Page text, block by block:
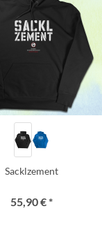
Sacklzement
55,90 € *